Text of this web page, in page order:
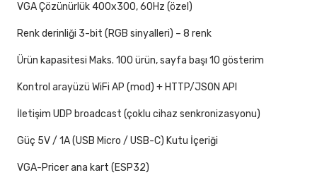
VGA Çözünürlük 400x300, 60Hz (özel)
Renk derinliği 3-bit (RGB sinyalleri) – 8 renk
Ürün kapasitesi Maks. 100 ürün, sayfa başı 10 gösterim
Kontrol arayüzü WiFi AP (mod) + HTTP/JSON API
İletişim UDP broadcast (çoklu cihaz senkronizasyonu)
Güç 5V / 1A (USB Micro / USB-C) Kutu İçeriği
VGA-Pricer ana kart (ESP32)